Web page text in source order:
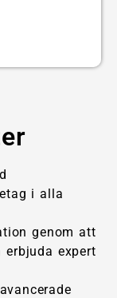
i alla
genom att
erbjuda expert